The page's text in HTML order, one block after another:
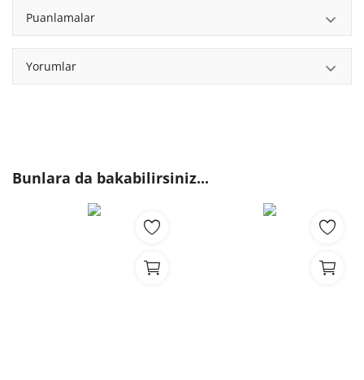
Puanlamalar
Yorumlar
Bunlara da bakabilirsiniz...